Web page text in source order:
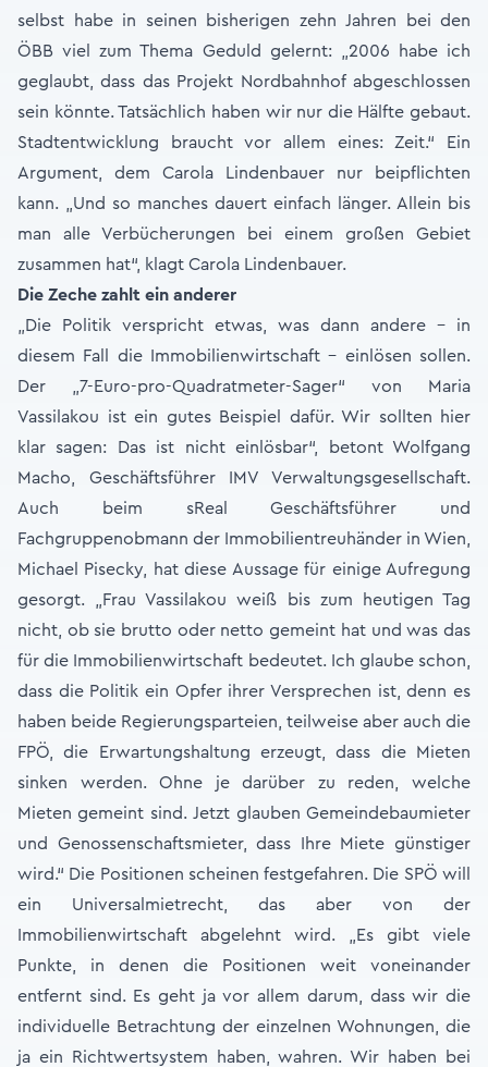
selbst habe in seinen bisherigen zehn Jahren bei den
ÖBB viel zum Thema Geduld gelernt: „2006 habe ich
geglaubt, dass das Projekt Nordbahnhof abgeschlossen
sein könnte. Tatsächlich haben wir nur die Hälfte gebaut.
Stadtentwicklung braucht vor allem eines: Zeit.“ Ein
Argument, dem Carola Lindenbauer nur beipflichten
kann. „Und so manches dauert einfach länger. Allein bis
man alle Verbücherungen bei einem großen Gebiet
zusammen hat“, klagt Carola Lindenbauer.
Die Zeche zahlt ein anderer
„Die Politik verspricht etwas, was dann andere – in
diesem Fall die Immobilienwirtschaft – einlösen sollen.
Der „7-Euro-pro-Quadratmeter-Sager“ von Maria
Vassilakou ist ein gutes Beispiel dafür. Wir sollten hier
klar sagen: Das ist nicht einlösbar“, betont Wolfgang
Macho, Geschäftsführer IMV Verwaltungsgesellschaft.
Auch beim sReal Geschäftsführer und
Fachgruppenobmann der Immobilientreuhänder in Wien,
Michael Pisecky, hat diese Aussage für einige Aufregung
gesorgt. „Frau Vassilakou weiß bis zum heutigen Tag
nicht, ob sie brutto oder netto gemeint hat und was das
für die Immobilienwirtschaft bedeutet. Ich glaube schon,
dass die Politik ein Opfer ihrer Versprechen ist, denn es
haben beide Regierungsparteien, teilweise aber auch die
FPÖ, die Erwartungshaltung erzeugt, dass die Mieten
sinken werden. Ohne je darüber zu reden, welche
Mieten gemeint sind. Jetzt glauben Gemeindebaumieter
und Genossenschaftsmieter, dass Ihre Miete günstiger
wird.“ Die Positionen scheinen festgefahren. Die SPÖ will
ein Universalmietrecht, das aber von der
Immobilienwirtschaft abgelehnt wird. „Es gibt viele
Punkte, in denen die Positionen weit voneinander
entfernt sind. Es geht ja vor allem darum, dass wir die
individuelle Betrachtung der einzelnen Wohnungen, die
ja ein Richtwertsystem haben, wahren. Wir haben bei